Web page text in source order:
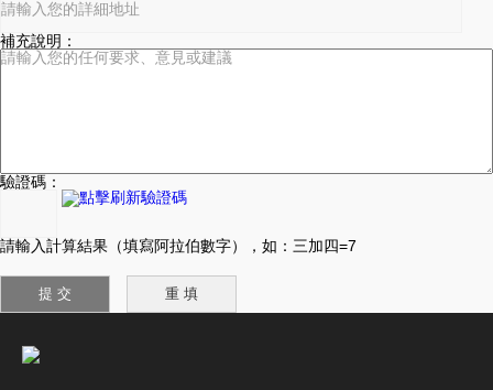
補充說明：
驗證碼：
請輸入計算結果（填寫阿拉伯數字），如：三加四=7